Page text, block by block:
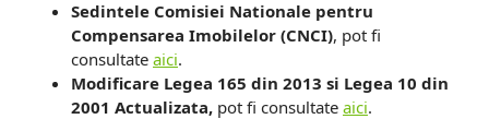
Sedintele Comisiei Nationale pentru
Compensarea Imobilelor (CNCI), pot fi
consultate aici.
Modificare Legea 165 din 2013 si Legea 10 din
2001 Actualizata, pot fi consultate aici.